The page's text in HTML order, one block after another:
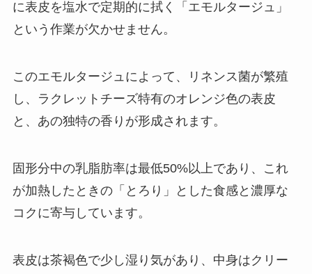
に表皮を塩水で定期的に拭く「エモルタージュ」
という作業が欠かせません。
このエモルタージュによって、リネンス菌が繁殖
し、ラクレットチーズ特有のオレンジ色の表皮
と、あの独特の香りが形成されます。
固形分中の乳脂肪率は最低50%以上であり、これ
が加熱したときの「とろり」とした食感と濃厚な
コクに寄与しています。
表皮は茶褐色で少し湿り気があり、中身はクリー